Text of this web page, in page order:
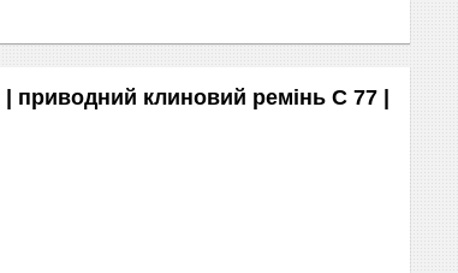
приводний клиновий ремінь C 77 |